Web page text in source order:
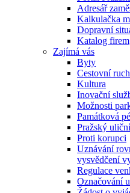
Adresář
Kalkulačka
Dopravní
Katalog firem
Zajímá vás
Byty
Cestovní ruch
Kultura
Inovační
Možnosti
Památková
Pražský
Proti korupci
Uznávání
vysvědčení
Regulace
Označování